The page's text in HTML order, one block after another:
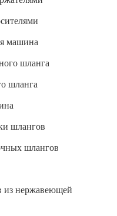
машина
шланга
шланга
шлангов
шлангов
из нержавеющей